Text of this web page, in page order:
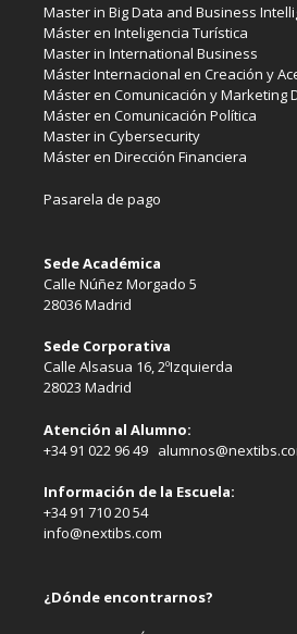
Master in Big Data and Business
Máster en Inteligencia Turística
Master in International Business
Máster Internacional en Creación y
Máster en Comunicación y Marketing
Máster en Comunicación Política
Master in Cybersecurity
Máster en Dirección Financiera
Pasarela de pago
Sede Académica
Calle Núñez Morgado 5
28036 Madrid
Sede Corporativa
Calle Alsasua 16, 2ºIzquierda
28023 Madrid
Atención al Alumno:
+34 91 022 96 49
Información de la Escuela:
+34 91 710 20 54
info@nextibs.com
¿Dónde encontrarnos?